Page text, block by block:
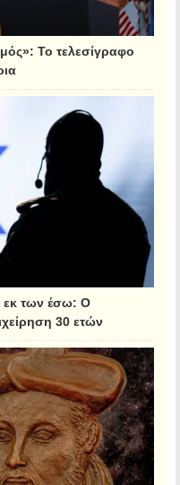
Το τελεσίγραφο
εκ των έσω: Ο
30 ετών